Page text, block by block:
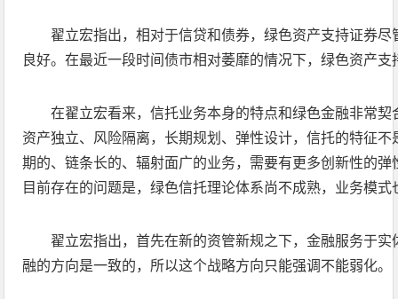
翟立宏指出，相对于信贷和债券，绿色资产支持证券
良好。在最近一段时间债市相对萎靡的情况下，绿色资产
在翟立宏看来，信托业务本身的特点和绿色金融非常
资产独立、风险隔离，长期规划、弹性设计，信托的特征
期的、链条长的、辐射面广的业务，需要有更多创新性的
目前存在的问题是，绿色信托理论体系尚不成熟，业务模
翟立宏指出，首先在新的资管新规之下，金融服务于
融的方向是一致的，所以这个战略方向只能强调不能弱化。